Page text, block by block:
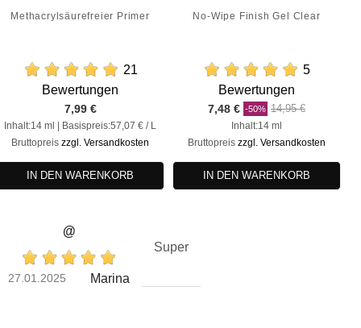
Methacrylsäurefreier Primer
21
Bewertungen
Preis
7,99 €
Inhalt:14 ml | Basispreis:57,07 € / L
Bruttopreis zzgl. Versandkosten
IN DEN WARENKORB
No-Wipe Finish Gel Clear
5
Bewertungen
Preis
7,48 € -50% Regulärer
Preis
14,95 €
Inhalt:14 ml
Bruttopreis zzgl. Versandkosten
IN DEN WARENKORB
@
27.01.2025 Marina
Super